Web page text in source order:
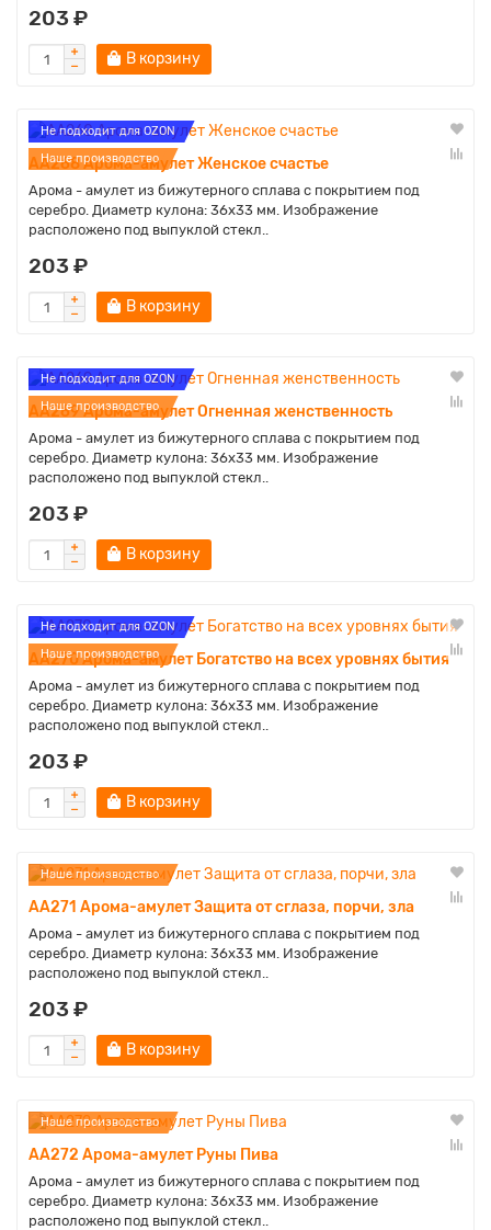
203 ₽
В корзину
Не подходит для OZON
Наше производство
AA268 Арома-амулет Женское счастье
Арома - амулет из бижутерного сплава с покрытием под
серебро. Диаметр кулона: 36х33 мм. Изображение
расположено под выпуклой стекл..
203 ₽
В корзину
Не подходит для OZON
Наше производство
AA269 Арома-амулет Огненная женственность
Арома - амулет из бижутерного сплава с покрытием под
серебро. Диаметр кулона: 36х33 мм. Изображение
расположено под выпуклой стекл..
203 ₽
В корзину
Не подходит для OZON
Наше производство
AA270 Арома-амулет Богатство на всех уровнях бытия
Арома - амулет из бижутерного сплава с покрытием под
серебро. Диаметр кулона: 36х33 мм. Изображение
расположено под выпуклой стекл..
203 ₽
В корзину
Наше производство
AA271 Арома-амулет Защита от сглаза, порчи, зла
Арома - амулет из бижутерного сплава с покрытием под
серебро. Диаметр кулона: 36х33 мм. Изображение
расположено под выпуклой стекл..
203 ₽
В корзину
Наше производство
AA272 Арома-амулет Руны Пива
Арома - амулет из бижутерного сплава с покрытием под
серебро. Диаметр кулона: 36х33 мм. Изображение
расположено под выпуклой стекл..